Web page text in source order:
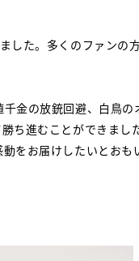
した。多くのファンの
金の放銃回避、白鳥の
ち進むことができまし
をお届けしたいとおも